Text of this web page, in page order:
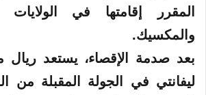
المقرر إقامتها في الولايات
والمكسيك.
بعد صدمة الإقصاء، يستعد ريال
ليفانتي في الجولة المقبلة من